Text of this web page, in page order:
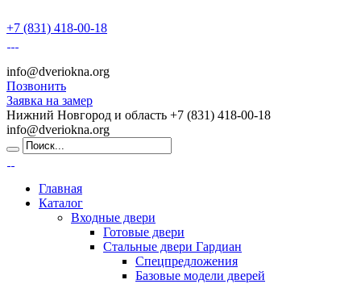
+7 (831) 418-00-18
info@dveriokna.org
Позвонить
Заявка на замер
Нижний Новгород и область +7 (831) 418-00-18
info@dveriokna.org
Главная
Каталог
Входные двери
Готовые двери
Стальные двери Гардиан
Спецпредложения
Базовые модели дверей